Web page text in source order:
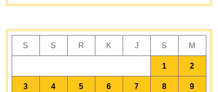
S S R K J S M
1 2
3 4 5 6 7 8 9